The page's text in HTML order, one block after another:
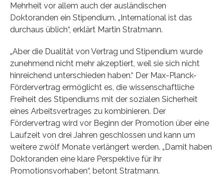
Mehrheit vor allem auch der ausländischen
Doktoranden ein Stipendium. „International ist das
durchaus üblich“, erklärt Martin Stratmann.
„Aber die Dualität von Vertrag und Stipendium wurde
zunehmend nicht mehr akzeptiert, weil sie sich nicht
hinreichend unterschieden haben.“ Der Max-Planck-
Fördervertrag ermöglicht es, die wissenschaftliche
Freiheit des Stipendiums mit der sozialen Sicherheit
eines Arbeitsvertrages zu kombinieren. Der
Fördervertrag wird vor Beginn der Promotion über eine
Laufzeit von drei Jahren geschlossen und kann um
weitere zwölf Monate verlängert werden. „Damit haben
Doktoranden eine klare Perspektive für ihr
Promotionsvorhaben“, betont Stratmann.